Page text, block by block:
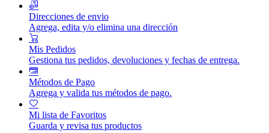
Direcciones de envio
Agrega, edita y/o elimina una dirección
Mis Pedidos
Gestiona tus pedidos, devoluciones y fechas de entrega.
Métodos de Pago
Agrega y valida tus métodos de pago.
Mi lista de Favoritos
Guarda y revisa tus productos